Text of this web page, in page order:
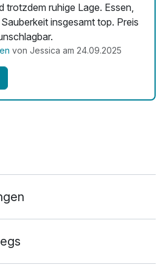
45,00 €
Person (45 Minuten)
trotzdem ruhige Lage. Essen,
insgesamt top. Preis
von Jessica am 24.09.2025